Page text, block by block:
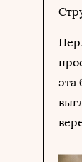
эта